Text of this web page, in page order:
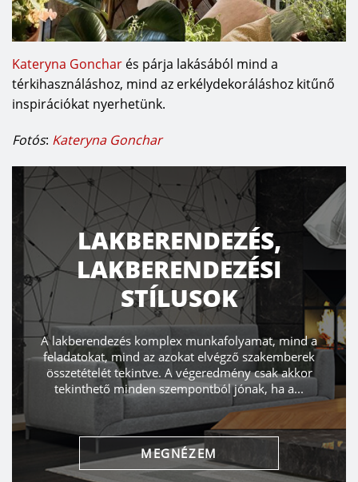
Kateryna Gonchar és párja lakásából mind a
térkihasználáshoz, mind az erkélydekoráláshoz kitűnő
inspirációkat nyerhetünk.
Fotós: Kateryna Gonchar
munkafolyamat, mind a
elvégző szakemberek
A végeredmény csak akkor
szempontból jónak, ha a...
Ön is vágyik egy
Alakítsa ki úgy teraszát,
töltött perc! Segítünk a